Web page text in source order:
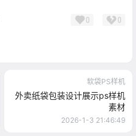
0 0
软袋PS样机
外卖纸袋包装设计展示ps样机
素材
2026-1-3 21:46:49